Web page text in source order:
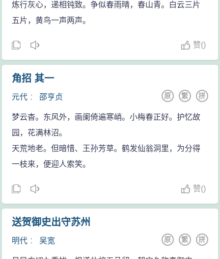
炼行灰心，递相钝致。争似春雨晴，春山青。白云三片
五片，黄鸟一声两声。
赞()
角招 其一
元代 ：邵亨贞 拼
繁
原
梦云杳。东风外，画阑倚遍寒峭。小梅春正好。护忆故
园，花满林沼。
天荒地老。但暗惜、王孙芳草。鹤发仙翁洞里，为分得
一枝来，便迎人索笑。
赞()
送贺御史出守苏州
明代 ：吴宽 拼
繁
原